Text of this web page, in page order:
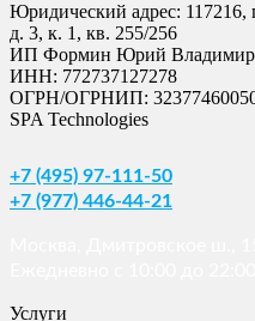
Юридический адрес: 117216,
д. 3, к. 1, кв. 255/256
ИП Формин Юрий
ИНН: 772737127278
ОГРН/ОГРНИП:
SPA Technologies
+7 (495) 97-111-50
+7 (977) 446-44-21
Услуги